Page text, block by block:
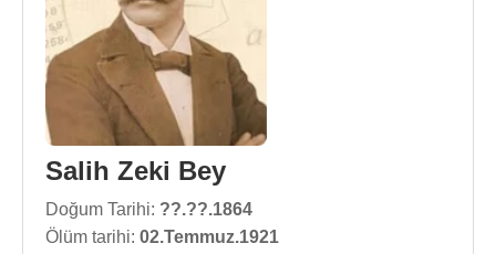
Salih Zeki Bey
Doğum Tarihi: ??.??.1864
Ölüm tarihi: 02.Temmuz.1921